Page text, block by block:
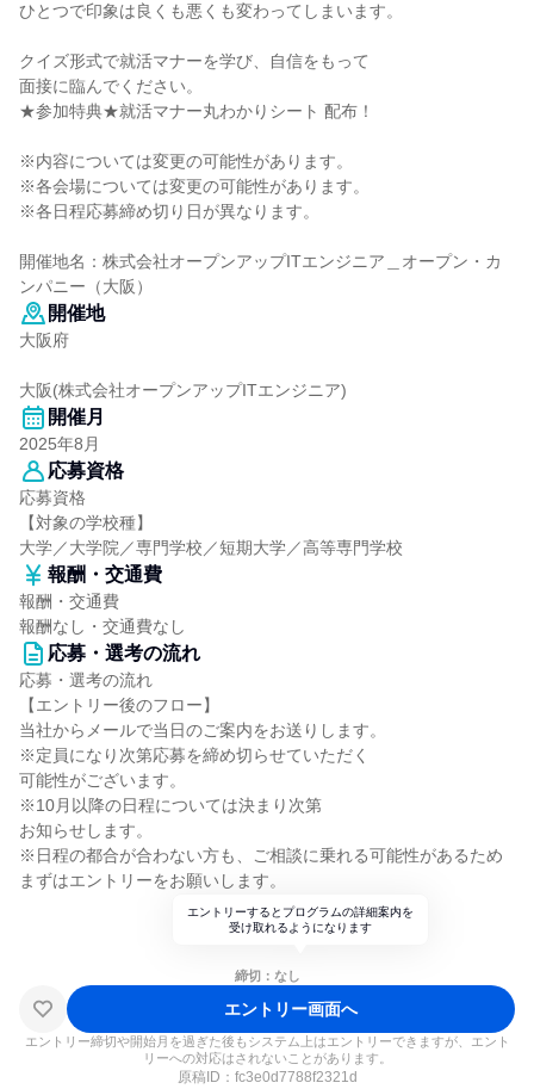
ひとつで印象は良くも悪くも変わってしまいます。
クイズ形式で就活マナーを学び、自信をもって
面接に臨んでください。
★参加特典★就活マナー丸わかりシート 配布！
※内容については変更の可能性があります。
※各会場については変更の可能性があります。
※各日程応募締め切り日が異なります。
開催地名：株式会社オープンアップITエンジニア＿オープン・カ
ンパニー（大阪）
開催地
大阪府
大阪(株式会社オープンアップITエンジニア)
開催月
2025年8月
応募資格
応募資格
【対象の学校種】
大学／大学院／専門学校／短期大学／高等専門学校
報酬・交通費
報酬・交通費
報酬なし・交通費なし
応募・選考の流れ
応募・選考の流れ
【エントリー後のフロー】
当社からメールで当日のご案内をお送りします。
※定員になり次第応募を締め切らせていただく
可能性がございます。
※10月以降の日程については決まり次第
お知らせします。
※日程の都合が合わない方も、ご相談に乗れる可能性があるため
まずはエントリーをお願いします。
エントリーするとプログラムの詳細案内を
受け取れるようになります
締切：なし
エントリー画面へ
エントリー締切や開始月を過ぎた後もシステム上はエントリーできますが、エント
リーへの対応はされないことがあります。
原稿ID： fc3e0d7788f2321d